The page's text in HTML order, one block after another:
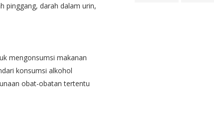
pinggang, darah dalam urin,
mengonsumsi makanan
konsumsi alkohol
obat-obatan tertentu